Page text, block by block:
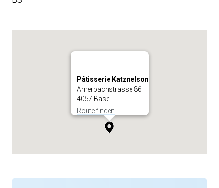
Pâtisserie Katznelson
Amerbachstrasse 86
4057 Basel
Route finden